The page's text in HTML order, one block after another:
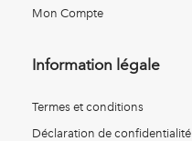
Mon Compte
Information légale
Termes et conditions
Déclaration de confidentialité